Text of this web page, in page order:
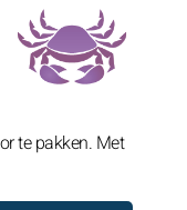
te pakken. Met